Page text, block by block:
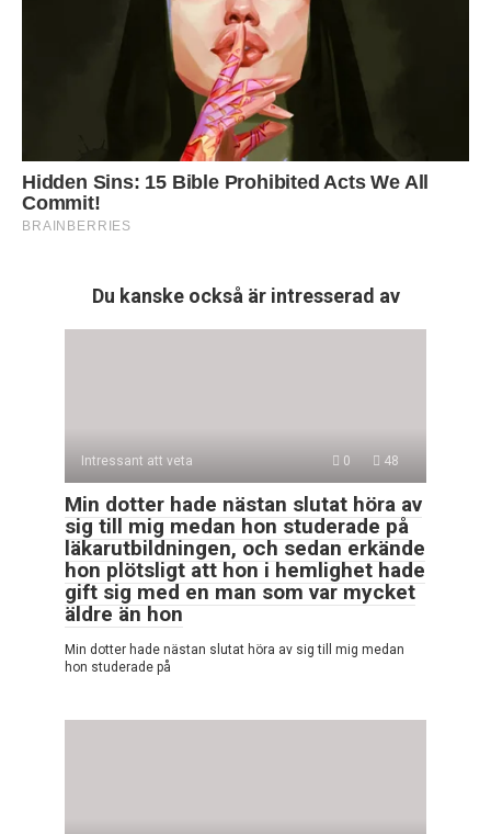
Du kanske också är intresserad av
Intressant att veta 0 48
Min dotter hade nästan slutat höra av
sig till mig medan hon studerade på
läkarutbildningen, och sedan erkände
hon plötsligt att hon i hemlighet hade
gift sig med en man som var mycket
äldre än hon
Min dotter hade nästan slutat höra av sig till mig medan
hon studerade på